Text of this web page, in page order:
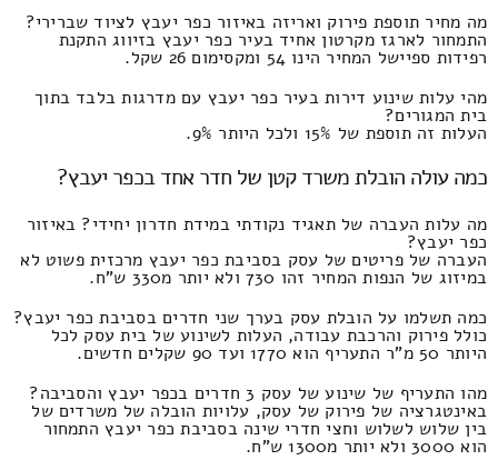
מה מחיר תוספת פירוק ואריזה באיזור כפר יעבץ לציוד שברירי?
התמחור לארגז מקרטון אחיד בעיר כפר יעבץ בזיווג התקנת
רפידות ספיישל המחיר הינו 54 ומקסימום 26 שקל.
מהי עלות שינוע דירות בעיר כפר יעבץ עם מדרגות בלבד בתוך
בית המגורים?
העלות זה תוספת של 15% ולכל היותר 9%.
כמה עולה הובלת משרד קטן של חדר אחד בכפר יעבץ?
מה עלות העברה של תאגיד נקודתי במידת חדרון יחידי? באיזור
כפר יעבץ?
העברה של פריטים של עסק בסביבת כפר יעבץ מרכזית פשוט לא
במיזוג של הנפות המחיר זהו 730 ולא יותר מ330 ש"ח.
כמה תשלמו על הובלת עסק בערך שני חדרים בסביבת כפר יעבץ?
כולל פירוק והרכבת עבודה, העלות לשינוע של בית עסק לכל
היותר 50 מ"ר התעריף הוא 1770 ועד 90 שקלים חדשים.
מהו התעריף של שינוע של עסק 3 חדרים בכפר יעבץ והסביבה?
באינטגרציה של פירוק של עסק, עלויות הובלה של משרדים של
בין שלוש לשלוש וחצי חדרי שינה בסביבת כפר יעבץ התמחור
הוא 3000 ולא יותר מ1300 ש"ח.